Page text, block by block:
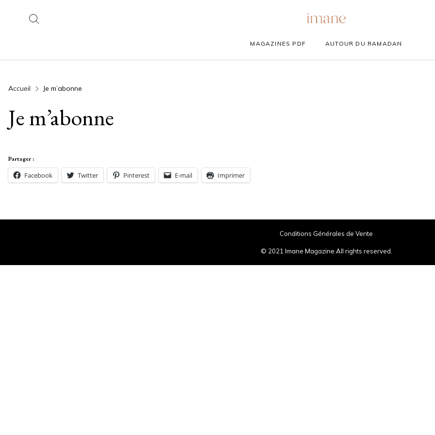
MAGAZINES PDF AUTOUR DU RAMADAN
Accueil Je m’abonne
Je m’abonne
Partager :
Facebook Twitter Pinterest E-mail Imprimer
Conditions Générales de Vente
© 2021 Imane Magazine All rights reserved.